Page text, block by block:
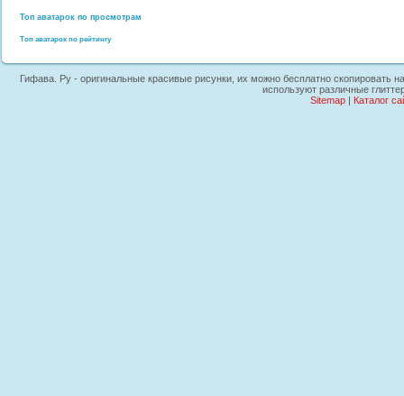
Топ аватарок по просмотрам
Топ аватарок по рейтингу
Гифава. Ру - оригинальные красивые рисунки, их можно бесплатно скопировать
используют различные
Sitemap| Каталог